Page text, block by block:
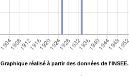
Graphique réalisé à partir des données de l'INSEE.